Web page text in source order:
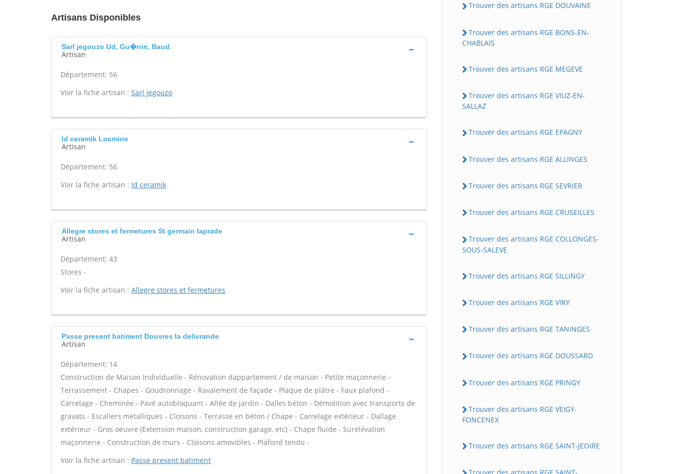
Artisans Disponibles
Sarl jegouzo Ud, Gu�nin, Baud
Artisan
Département: 56
Voir la fiche artisan : Sarl jegouzo
Id ceramik Locmine
Artisan
Département: 56
Voir la fiche artisan : Id ceramik
Allegre stores et fermetures St germain laprade
Artisan
Département: 43
Stores -
Voir la fiche artisan : Allegre stores et fermetures
Passe present batiment Douvres la delivrande
Artisan
Département: 14
Construction de Maison Individuelle - Rénovation dappartement / de maison - Petite maçonnerie -
Terrassement - Chapes - Goudronnage - Ravalement de façade - Plaque de plâtre - Faux plafond -
Carrelage - Cheminée - Pavé autobloquant - Allée de jardin - Dalles béton - Démolition avec transports de
gravats - Escaliers métalliques - Cloisons - Terrasse en béton / Chape - Carrelage extérieur - Dallage
extérieur - Gros oeuvre (Extension maison, construction garage, etc) - Chape fluide - Surélévation
maçonnerie - Construction de murs - Cloisons amovibles - Plafond tendu -
Voir la fiche artisan : Passe present batiment
Trouver des artisans RGE DOUVAINE
Trouver des artisans RGE BONS-EN-
CHABLAIS
Trouver des artisans RGE MEGEVE
Trouver des artisans RGE VIUZ-EN-
SALLAZ
Trouver des artisans RGE EPAGNY
Trouver des artisans RGE ALLINGES
Trouver des artisans RGE SEVRIER
Trouver des artisans RGE CRUSEILLES
Trouver des artisans RGE COLLONGES-
SOUS-SALEVE
Trouver des artisans RGE SILLINGY
Trouver des artisans RGE VIRY
Trouver des artisans RGE TANINGES
Trouver des artisans RGE DOUSSARD
Trouver des artisans RGE PRINGY
Trouver des artisans RGE VEIGY-
FONCENEX
Trouver des artisans RGE SAINT-JEOIRE